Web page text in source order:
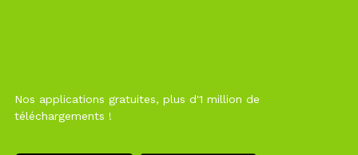
Nos applications gratuites, plus d'1 million de
téléchargements !